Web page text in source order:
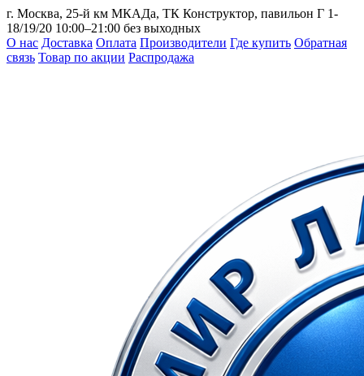
г. Москва, 25-й км МКАДа, ТК Конструктор, павильон Г 1-
18/19/20 10:00–21:00 без выходных
О нас Доставка Оплата Производители Где купить Обратная
связь Товар по акции Распродажа